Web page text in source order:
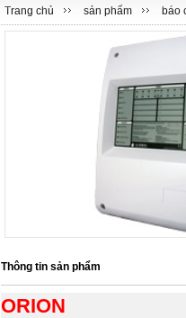
Trang chủ sản phẩm báo
Thông tin sản phẩm
ORION